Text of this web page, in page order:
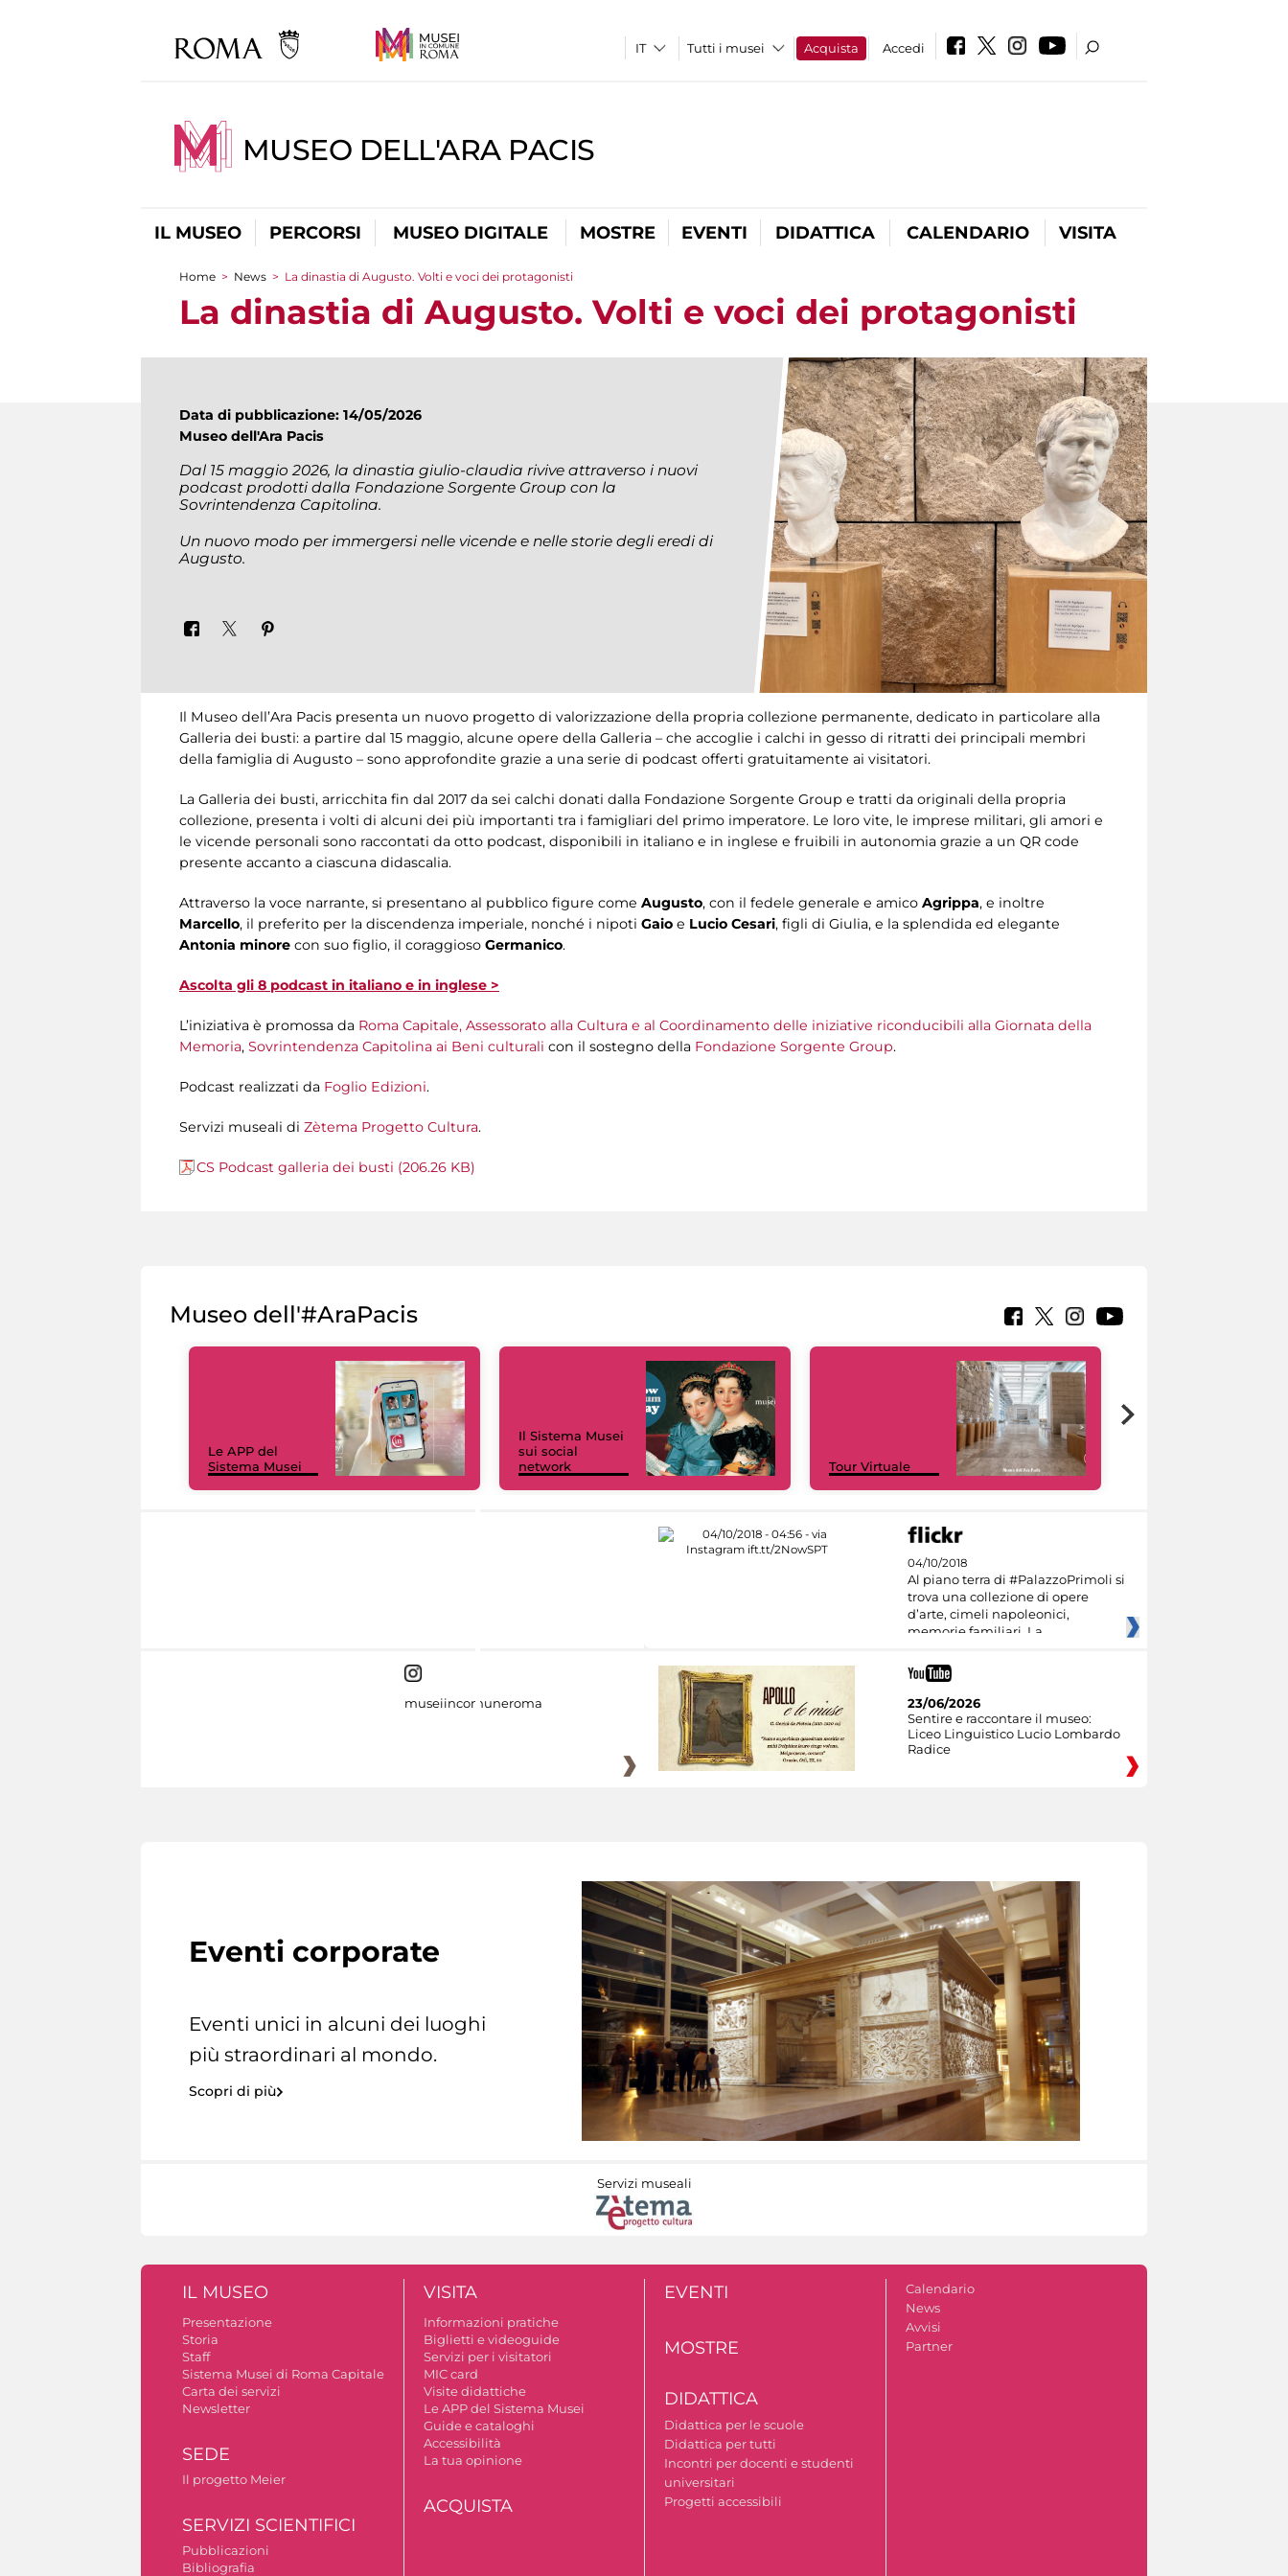
Tutti i musei Acquista Accedi
MUSEO DELL'ARA PACIS
IL MUSEO PERCORSI MUSEO DIGITALE MOSTRE EVENTI DIDATTICA CALENDARIO VISITA
Tu sei qui
Home > News > La dinastia di Augusto. Volti e voci dei protagonisti
La dinastia di Augusto. Volti e voci dei protagonisti
Data di pubblicazione: 14/05/2026
Museo dell'Ara Pacis
Dal 15 maggio 2026, la dinastia giulio-claudia rivive attraverso i nuovi
podcast prodotti dalla Fondazione Sorgente Group con la
Sovrintendenza Capitolina.
Un nuovo modo per immergersi nelle vicende e nelle storie degli eredi di
Augusto.
Il Museo dell’Ara Pacis presenta un nuovo progetto di valorizzazione della propria collezione permanente, dedicato in particolare alla
Galleria dei busti: a partire dal 15 maggio, alcune opere della Galleria – che accoglie i calchi in gesso di ritratti dei principali membri
della famiglia di Augusto – sono approfondite grazie a una serie di podcast offerti gratuitamente ai visitatori.
La Galleria dei busti, arricchita fin dal 2017 da sei calchi donati dalla Fondazione Sorgente Group e tratti da originali della propria
collezione, presenta i volti di alcuni dei più importanti tra i famigliari del primo imperatore. Le loro vite, le imprese militari, gli amori e
le vicende personali sono raccontati da otto podcast, disponibili in italiano e in inglese e fruibili in autonomia grazie a un QR code
presente accanto a ciascuna didascalia.
Attraverso la voce narrante, si presentano al pubblico figure come Augusto, con il fedele generale e amico Agrippa, e inoltre
Marcello, il preferito per la discendenza imperiale, nonché i nipoti Gaio e Lucio Cesari, figli di Giulia, e la splendida ed elegante
Antonia minore con suo figlio, il coraggioso Germanico.
Ascolta gli 8 podcast in italiano e in inglese >
L’iniziativa è promossa da Roma Capitale, Assessorato alla Cultura e al Coordinamento delle iniziative riconducibili alla Giornata della
Memoria, Sovrintendenza Capitolina ai Beni culturali con il sostegno della Fondazione Sorgente Group.
Podcast realizzati da Foglio Edizioni.
Servizi museali di Zètema Progetto Cultura.
CS Podcast galleria dei busti (206.26 KB)
Museo dell'#AraPacis
Le APP del
Sistema Musei
Il Sistema Musei
sui social
network
Tour Virtuale
04/10/2018
Al piano terra di #PalazzoPrimoli si
trova una collezione di opere
d’arte, cimeli napoleonici,
memorie familiari. La
museiincomuneroma
23/06/2026
Sentire e raccontare il museo:
Liceo Linguistico Lucio Lombardo
Radice
Eventi corporate
Eventi unici in alcuni dei luoghi
più straordinari al mondo.
Scopri di più
Servizi museali
IL MUSEO
Presentazione
Storia
Staff
Sistema Musei di Roma Capitale
Carta dei servizi
Newsletter
SEDE
Il progetto Meier
SERVIZI SCIENTIFICI
Pubblicazioni
Bibliografia
VISITA
Informazioni pratiche
Biglietti e videoguide
Servizi per i visitatori
MIC card
Visite didattiche
Le APP del Sistema Musei
Guide e cataloghi
Accessibilità
La tua opinione
ACQUISTA
EVENTI
MOSTRE
DIDATTICA
Didattica per le scuole
Didattica per tutti
Incontri per docenti e studenti
universitari
Progetti accessibili
Calendario
News
Avvisi
Partner